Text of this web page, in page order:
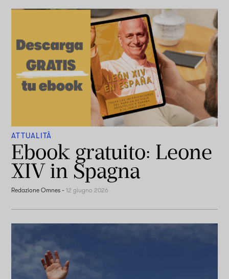
ATTUALITÀ
Ebook gratuito: Leone
XIV in Spagna
Redazione Omnes -12 giugno 2026